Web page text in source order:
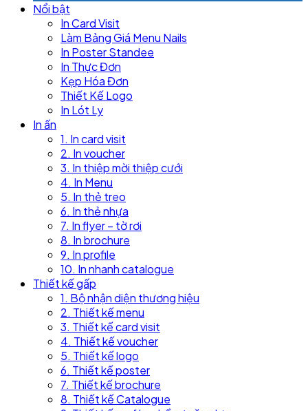
Nổi bật
In Card Visit
Làm Bảng Giá Menu Nails
In Poster Standee
In Thực Đơn
Kẹp Hóa Đơn
Thiết Kế Logo
In Lót Ly
In ấn
1. In card visit
2. In voucher
3. In thiệp mời thiệp cưới
4. In Menu
5. In thẻ treo
6. In thẻ nhựa
7. In flyer – tờ rơi
8. In brochure
9. In profile
10. In nhanh catalogue
Thiết kế gấp
1. Bộ nhận diện thương hiệu
2. Thiết kế menu
3. Thiết kế card visit
4. Thiết kế voucher
5. Thiết kế logo
6. Thiết kế poster
7. Thiết kế brochure
8. Thiết kế Catalogue